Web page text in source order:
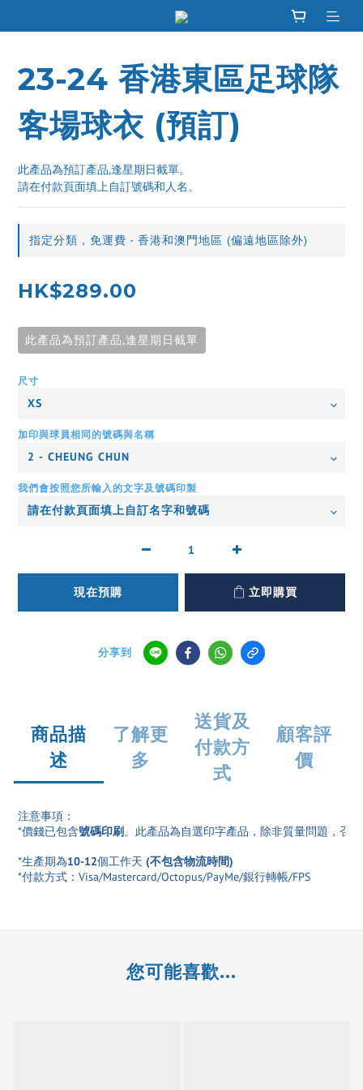
23-24 香港東區足球隊
客場球衣 (預訂)
此產品為預訂產品,逢星期日截單。
請在付款頁面填上自訂號碼和人名。
指定分類，免運費 - 香港和澳門地區 (偏遠地區除外)
HK$289.00
此產品為預訂產品,逢星期日截單
尺寸
加印與球員相同的號碼與名稱
我們會按照您所輸入的文字及號碼印製
現在預購 立即購買
分享到
商品描
述
了解更
多
送貨及
付款方
式
顧客評
價
注意事項：
*價錢已包含號碼印刷。此產品為自選印字產品，除非質量問題，否
*生產期為10-12個工作天 (不包含物流時間)
*付款方式：Visa/Mastercard/Octopus/PayMe/銀行轉帳/FPS
您可能喜歡...